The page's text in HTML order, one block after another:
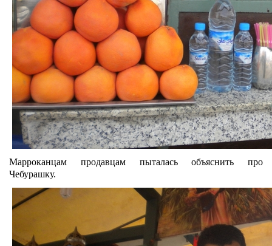
Марроканцам продавцам пыталась объяснить про
Чебурашку.